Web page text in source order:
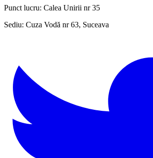
Punct lucru: Calea Unirii nr 35
Sediu: Cuza Vodă nr 63, Suceava